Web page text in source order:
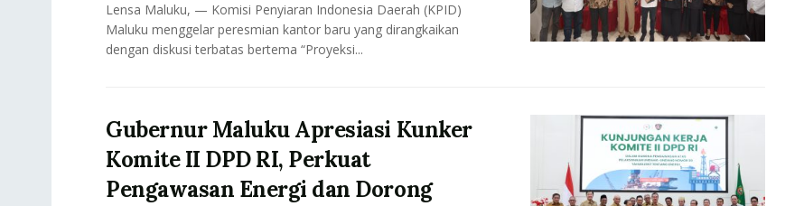
Lensa Maluku, — Komisi Penyiaran Indonesia Daerah (KPID)
Maluku menggelar peresmian kantor baru yang dirangkaikan
dengan diskusi terbatas bertema “Proyeksi...
Gubernur Maluku Apresiasi Kunker
Komite II DPD RI, Perkuat
Pengawasan Energi dan Dorong